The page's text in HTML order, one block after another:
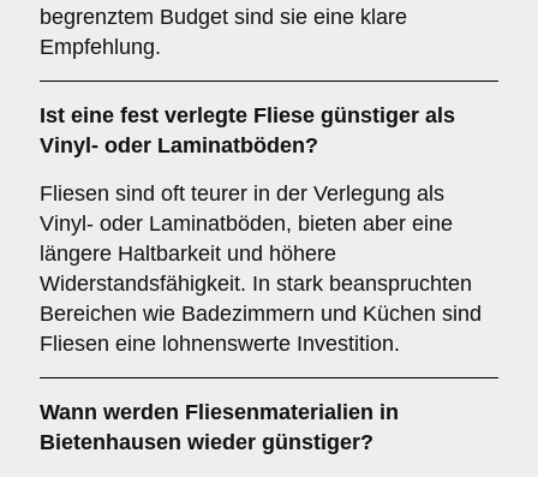
begrenztem Budget sind sie eine klare
Empfehlung.
Ist eine fest verlegte Fliese günstiger als
Vinyl- oder Laminatböden?
Fliesen sind oft teurer in der Verlegung als
Vinyl- oder Laminatböden, bieten aber eine
längere Haltbarkeit und höhere
Widerstandsfähigkeit. In stark beanspruchten
Bereichen wie Badezimmern und Küchen sind
Fliesen eine lohnenswerte Investition.
Wann werden Fliesenmaterialien in
Bietenhausen wieder günstiger?